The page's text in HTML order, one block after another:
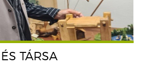
TÁRSA